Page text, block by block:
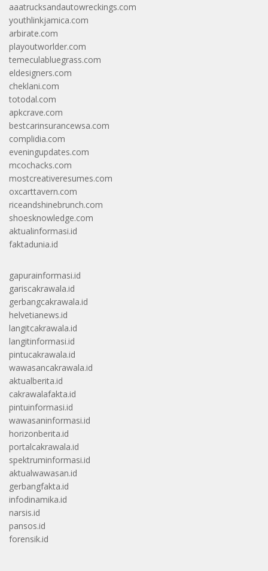
aaatrucksandautowreckings.com
youthlinkjamica.com
arbirate.com
playoutworlder.com
temeculabluegrass.com
eldesigners.com
cheklani.com
totodal.com
apkcrave.com
bestcarinsurancewsa.com
complidia.com
eveningupdates.com
mcochacks.com
mostcreativeresumes.com
oxcarttavern.com
riceandshinebrunch.com
shoesknowledge.com
aktualinformasi.id
faktadunia.id
gapurainformasi.id
gariscakrawala.id
gerbangcakrawala.id
helvetianews.id
langitcakrawala.id
langitinformasi.id
pintucakrawala.id
wawasancakrawala.id
aktualberita.id
cakrawalafakta.id
pintuinformasi.id
wawasaninformasi.id
horizonberita.id
portalcakrawala.id
spektruminformasi.id
aktualwawasan.id
gerbangfakta.id
infodinamika.id
narsis.id
pansos.id
forensik.id